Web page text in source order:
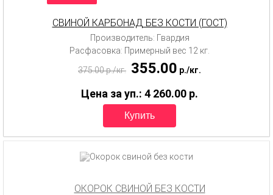
СВИНОЙ КАРБОНАД БЕЗ КОСТИ (ГОСТ)
Производитель: Гвардия
Расфасовка: Примерный вес 12 кг.
375.00p./кг. 355.00 p./кг.
Цена за уп.: 4 260.00 p.
ОКОРОК СВИНОЙ БЕЗ КОСТИ